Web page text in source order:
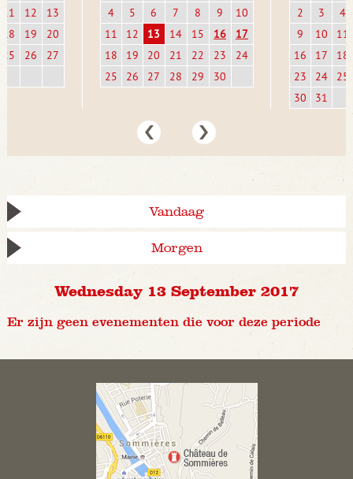
11
12
13
18
19
20
25
26 27
4
5 6 7 8 9
10
11
12 13 14 15 16
17
18
19 20 21 22 23
24
25
26 27 28 29 30
2 3
4
9
10
11
16
17
18
23
24
25
30
31
Vandaag
Morgen
Wednesday 13 September 2017
Er zijn geen evenementen die voor deze periode